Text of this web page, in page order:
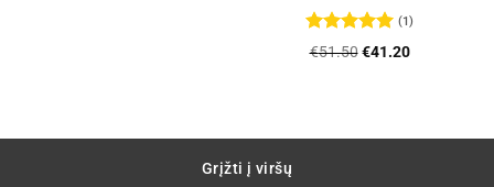
Įvertinimas:
(1)
€51.50 Original
€41.20Current
Grįžti į viršų